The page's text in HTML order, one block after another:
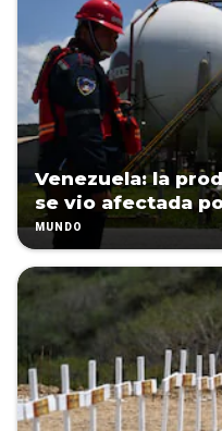
Venezuela: la
se vio afectada
MUNDO